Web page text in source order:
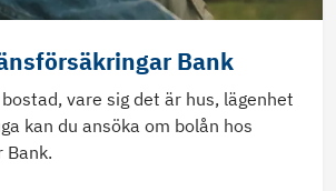
Bank
vare sig det är hus, lägenhet
kan du ansöka om bolån hos
Bank.